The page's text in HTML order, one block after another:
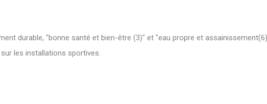
durable, "bonne santé et bien-être (3)" et "eau propre et
les installations sportives.